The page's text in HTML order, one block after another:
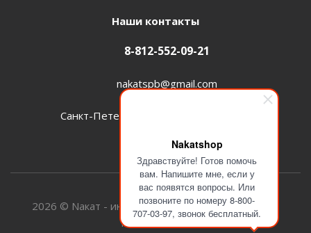
Nakatshop
Здравствуйте! Готов помочь
вам. Напишите мне, если у
вас появятся вопросы. Или
позвоните по номеру 8-800-
707-03-97, звонок бесплатный.
Наши контакты
8-812-552-09-21
nakatspb@gmail.com
Санкт-Петербург, проспект Энгельса, д.15
2026 © Nакат - интернет магазин велосипедов и
мототехники.